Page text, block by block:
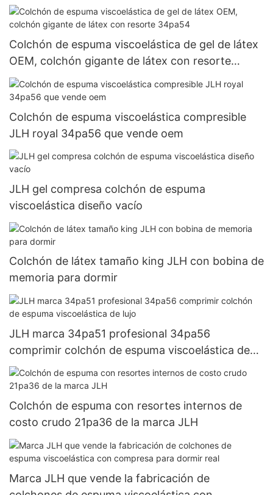
Colchón de espuma viscoelástica de gel de látex
OEM, colchón gigante de látex con resorte
34pa54
Colchón de espuma viscoelástica compresible
JLH royal 34pa56 que vende oem
JLH gel compresa colchón de espuma
viscoelástica diseño vacío
Colchón de látex tamaño king JLH con bobina de
memoria para dormir
JLH marca 34pa51 profesional 34pa56
comprimir colchón de espuma viscoelástica de
lujo
Colchón de espuma con resortes internos de
costo crudo 21pa36 de la marca JLH
Marca JLH que vende la fabricación de